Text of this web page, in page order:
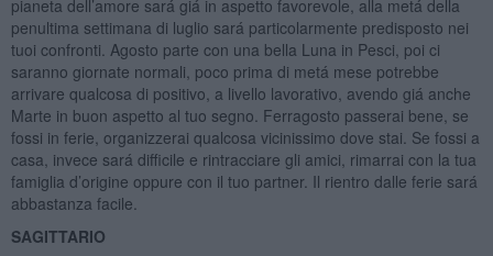
pianeta dell’amore sará giá in aspetto favorevole, alla metá della
penultima settimana di luglio sará particolarmente predisposto nei
tuoi confronti. Agosto parte con una bella Luna in Pesci, poi ci
saranno giornate normali, poco prima di metá mese potrebbe
arrivare qualcosa di positivo, a livello lavorativo, avendo giá anche
Marte in buon aspetto al tuo segno. Ferragosto passerai bene, se
fossi in ferie, organizzerai qualcosa vicinissimo dove stai. Se fossi a
casa, invece sará difficile e rintracciare gli amici, rimarrai con la tua
famiglia d’origine oppure con il tuo partner. Il rientro dalle ferie sará
abbastanza facile.
SAGITTARIO